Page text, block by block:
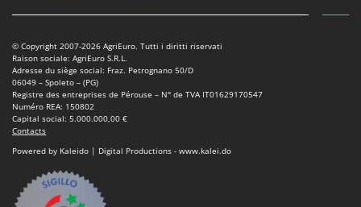
Pompes de transfert
Pompes immergées électriques
Postes à souder
Poussoirs à saucisse
Presses à pellets
Pressoirs à Raisin
Ginko - MGM
Gipeco
Girmi
GRAEF
Gre
GreenBay
Greenworks
© Copyright 2007-2026 AgriEuro. Tutti i diritti riservati
Raison sociale: AgriEuro S.R.L.
Adresse du siège social: Fraz. Petrognano 50/D
06049 – Spoleto – (PG)
Registre des entreprises de Pérouse – N° de TVA IT01629170547
Numéro REA: 150802
Capital social: 5.000.000,00 €
Contacts
Powered by Kaleido | Digital Productions - www.kalei.do